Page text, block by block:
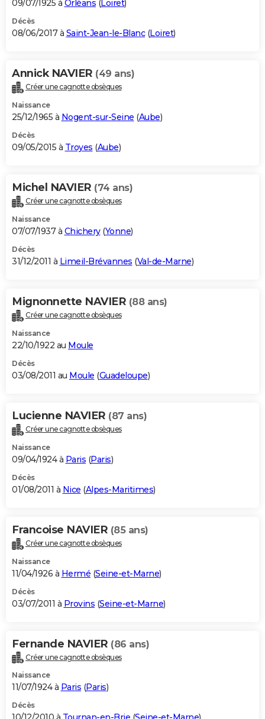
09/07/1925 à Orléans (Loiret)
Décès
08/06/2017 à Saint-Jean-le-Blanc(Loiret)
Annick NAVIER (49 ans)
Créer une cagnotte obsèques
Naissance
25/12/1965 à Nogent-sur-Seine (Aube)
Décès
09/05/2015 à Troyes (Aube)
Michel NAVIER (74 ans)
Créer une cagnotte obsèques
Naissance
07/07/1937 à Chichery(Yonne)
Décès
31/12/2011 à Limeil-Brévannes (Val-de-Marne)
Mignonnette NAVIER (88 ans)
Créer une cagnotte obsèques
Naissance
22/10/1922 au Moule
Décès
03/08/2011 au Moule (Guadeloupe)
Lucienne NAVIER (87 ans)
Créer une cagnotte obsèques
Naissance
09/04/1924 à Paris (Paris)
Décès
01/08/2011 à Nice (Alpes-Maritimes)
Francoise NAVIER (85 ans)
Créer une cagnotte obsèques
Naissance
11/04/1926 à Hermé (Seine-et-Marne)
Décès
03/07/2011 à Provins (Seine-et-Marne)
Fernande NAVIER (86 ans)
Créer une cagnotte obsèques
Naissance
11/07/1924 à Paris (Paris)
Décès